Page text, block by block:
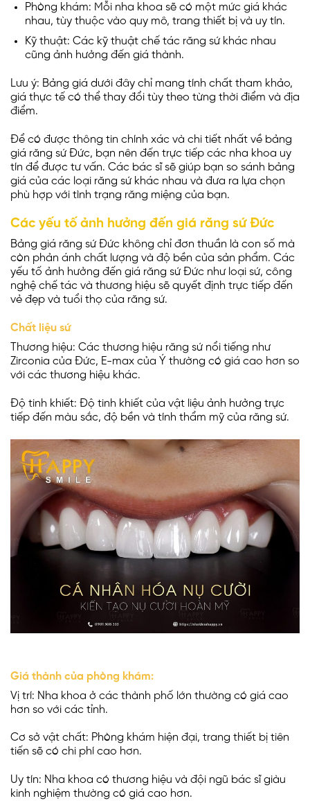
Phòng khám: Mỗi nha khoa sẽ có một mức giá khác
nhau, tùy thuộc vào quy mô, trang thiết bị và uy tín.
Kỹ thuật: Các kỹ thuật chế tác răng sứ khác nhau
cũng ảnh hưởng đến giá thành.
Lưu ý: Bảng giá dưới đây chỉ mang tính chất tham khảo,
giá thực tế có thể thay đổi tùy theo từng thời điểm và địa
điểm.
Để có được thông tin chính xác và chi tiết nhất về bảng
giá răng sứ Đức, bạn nên đến trực tiếp các nha khoa uy
tín để được tư vấn. Các bác sĩ sẽ giúp bạn so sánh bảng
giá của các loại răng sứ khác nhau và đưa ra lựa chọn
phù hợp với tình trạng răng miệng của bạn.
Các yếu tố ảnh hưởng đến giá răng sứ Đức
Bảng giá răng sứ Đức không chỉ đơn thuần là con số mà
còn phản ánh chất lượng và độ bền của sản phẩm. Các
yếu tố ảnh hưởng đến giá răng sứ Đức như loại sứ, công
nghệ chế tác và thương hiệu sẽ quyết định trực tiếp đến
vẻ đẹp và tuổi thọ của răng sứ.
Chất liệu sứ
Thương hiệu: Các thương hiệu răng sứ nổi tiếng như
Zirconia của Đức, E-max của Ý thường có giá cao hơn so
với các thương hiệu khác.
Độ tinh khiết: Độ tinh khiết của vật liệu ảnh hưởng trực
tiếp đến màu sắc, độ bền và tính thẩm mỹ của răng sứ.
Giá thành của phòng khám:
Vị trí: Nha khoa ở các thành phố lớn thường có giá cao
hơn so với các tỉnh.
Cơ sở vật chất: Phòng khám hiện đại, trang thiết bị tiên
tiến sẽ có chi phí cao hơn.
Uy tín: Nha khoa có thương hiệu và đội ngũ bác sĩ giàu
kinh nghiệm thường có giá cao hơn.